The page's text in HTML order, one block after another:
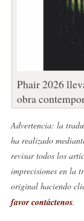
Phair 2026
obra
Advertencia: la
ha realizado
revisar todos los
imprecisiones en la
original haciendo
favor contáctenos.